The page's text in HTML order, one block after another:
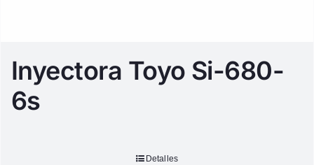
Inyectora Toyo Si-680-
6s
Detalles